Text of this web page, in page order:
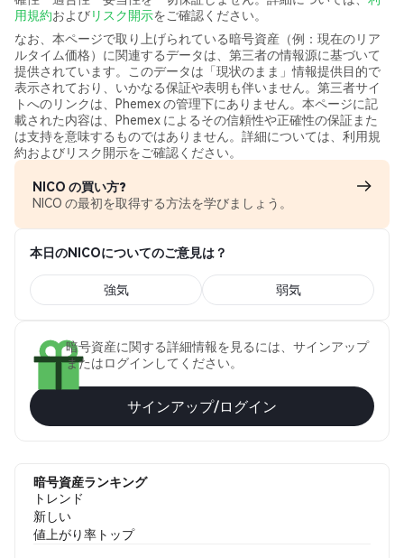
用規約およびリスク開示をご確認ください。
なお、本ページで取り上げられている暗号資産（例：現在のリア
ルタイム価格）に関連するデータは、第三者の情報源に基づいて
提供されています。このデータは「現状のまま」情報提供目的で
表示されており、いかなる保証や表明も伴いません。第三者サイ
トへのリンクは、Phemex の管理下にありません。本ページに記
載された内容は、Phemex によるその信頼性や正確性の保証また
は支持を意味するものではありません。詳細については、利用規
約およびリスク開示をご確認ください。
NICO の買い方?
NICO の最初を取得する方法を学びましょう。
本日のNICOについてのご意見は？
強気 弱気
暗号資産に関する詳細情報を見るには、サインアップ
またはログインしてください。
サインアップ/ログイン
暗号資産ランキング
トレンド
新しい
値上がり率トップ